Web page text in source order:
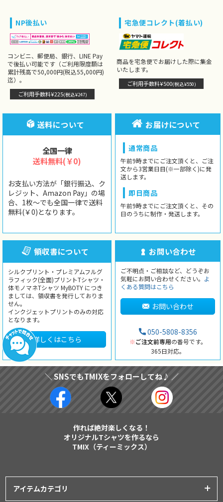
NP後払い
コンビニ、郵便局、銀行、LINE Pay
で後払い可能です（ご利用限度額は
累計残高で50,000円(税込55,000円)
迄）。
ご利用手数料¥225(税込¥247)
宅急便コレクト(着払い)
商品を宅急便でお届けした際に集金
いたします。
ご利用手数料¥500(税込¥550)
送料について
全国一律
送料無料(￥0)
お支払い方法が「銀行振込、ク
レジット、Amazon Pay」の場
合、1枚〜でも全国一律で送料
無料(￥0)となります。
お届けについて
通常商品
午前9時までにご注文頂くと、ご注
文から3営業日目(※一部除く)に発
送します。
即日商品
午前9時までにご注文頂くと、その
日のうちに制作・発送します。
領収書について
シルクプリント・プレミアムフルグ
ラフィック(全面)プリントTシャツ・
体モノマネTシャツ MyBOTY につき
ましては、領収書を発行しておりま
せん。
インクジェットプリントのみの対応
となります。
詳しくはこちら
お問い合わせ
ご不明点・ご相談など、どうぞお
気軽にお問い合わせください。 よ
くある質問はこちら
お問い合わせ
050-5808-8356
※ご注文前専用の番号です。
365日対応。
＼ SNSでもTMIXをフォローしてね♪ ／
作れば絶対楽しくなる！
オリジナルTシャツを作るなら
TMIX（ティーミックス）
アイテムカテゴリ